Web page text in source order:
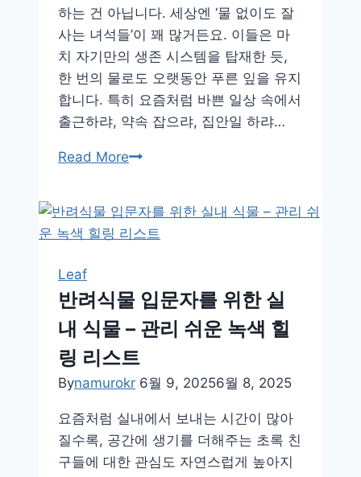
하는 건 아닙니다. 세상엔 ‘물 없이도 잘
사는 녀석들’이 꽤 많거든요. 이들은 마
치 자기만의 생존 시스템을 탑재한 듯,
한 번의 물로도 오랫동안 푸른 잎을 유지
합니다. 특히 요즘처럼 바쁜 일상 속에서
출근하랴, 약속 잡으랴, 집안일 하랴…
Read More출
물
줄
없
는
분
위
한
초
Leaf
반려식물 입문자를 위한 실
내 식물 – 관리 쉬운 녹색 힐
링 리스트
Bynamurokr 6월 9, 20256월 8, 2025
요즘처럼 실내에서 보내는 시간이 많아
질수록, 공간에 생기를 더해주는 초록 친
구들에 대한 관심도 자연스럽게 높아지